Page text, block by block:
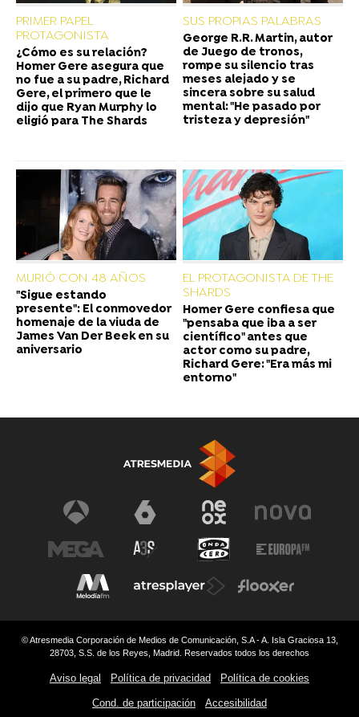
PRIMER PAPEL
PROTAGONISTA
¿Cómo es su relación?
Homer Gere asegura que
no fue a su padre, Richard
Gere, el primero que le
dijo que Ryan Murphy lo
eligió para The Shards
SUS PROPIAS PALABRAS
George R.R. Martin, autor
de Juego de tronos,
rompe su silencio tras
meses alejado y se
sincera sobre su salud
mental: "He pasado por
tristeza y depresión"
MURIÓ CON 48 AÑOS
"Sigue estando
presente": El conmovedor
homenaje de la viuda de
James Van Der Beek en su
aniversario
EL PROTAGONISTA DE THE
SHARDS
Homer Gere confiesa que
"pensaba que iba a ser
científico" antes que
actor como su padre,
Richard Gere: "Era más mi
entorno"
© Atresmedia Corporación de Medios de Comunicación, S.A - A. Isla Graciosa 13,
28703, S.S. de los Reyes, Madrid. Reservados todos los derechos
Aviso legal Política de privacidad Política de cookies
Cond. de participación Accesibilidad